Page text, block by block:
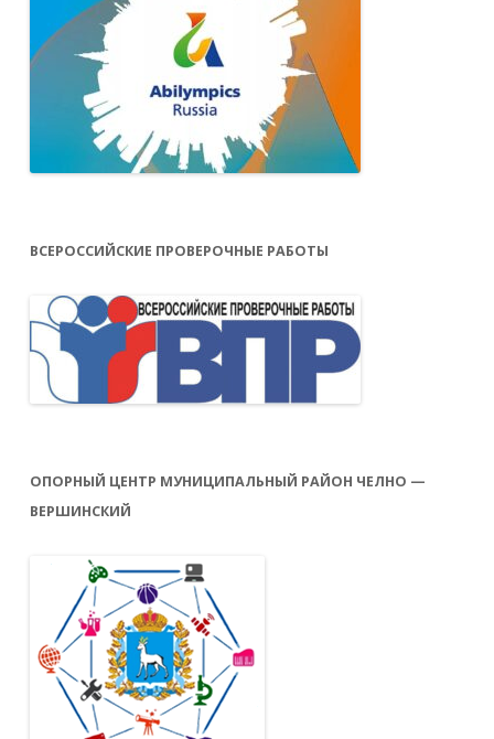
ВСЕРОССИЙСКИЕ ПРОВЕРОЧНЫЕ РАБОТЫ
ОПОРНЫЙ ЦЕНТР МУНИЦИПАЛЬНЫЙ РАЙОН ЧЕЛНО —
ВЕРШИНСКИЙ